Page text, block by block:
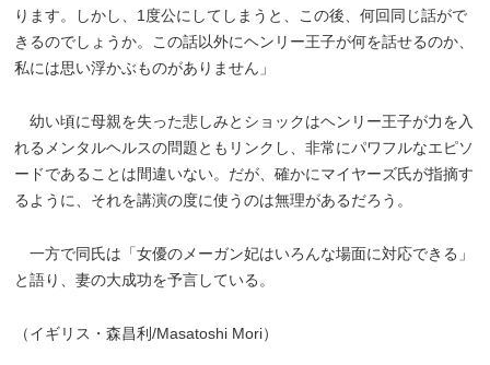
ります。しかし、1度公にしてしまうと、この後、何回同じ話がで
きるのでしょうか。この話以外にヘンリー王子が何を話せるのか、
私には思い浮かぶものがありません」
幼い頃に母親を失った悲しみとショックはヘンリー王子が力を入
れるメンタルヘルスの問題ともリンクし、非常にパワフルなエピソ
ードであることは間違いない。だが、確かにマイヤーズ氏が指摘す
るように、それを講演の度に使うのは無理があるだろう。
一方で同氏は「女優のメーガン妃はいろんな場面に対応できる」
と語り、妻の大成功を予言している。
（イギリス・森昌利/Masatoshi Mori）